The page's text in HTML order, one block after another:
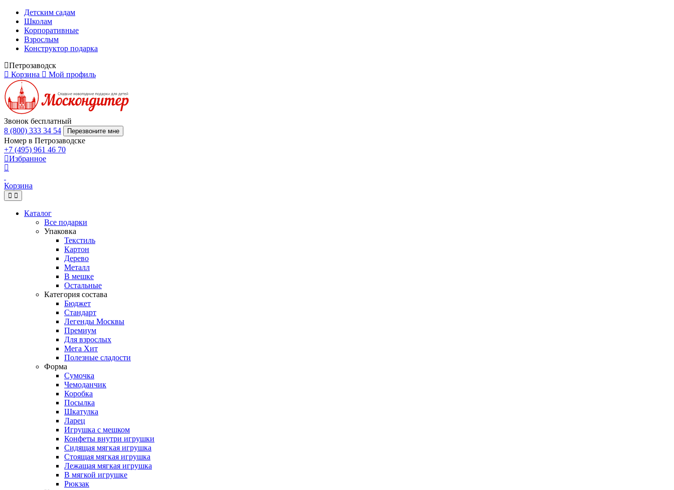
Детским садам
Школам
Корпоративные
Взрослым
Конструктор подарка
Петрозаводск
Корзина
Мой профиль
Звонок бесплатный
8 (800) 333 34 54
Перезвоните мне
Номер в Петрозаводске
+7 (495) 961 46 70
Избранное
Корзина
Каталог
Все подарки
Упаковка
Текстиль
Картон
Дерево
Металл
В мешке
Остальные
Категория состава
Бюджет
Стандарт
Легенды Москвы
Премиум
Для взрослых
Мега Хит
Полезные сладости
Форма
Сумочка
Чемоданчик
Коробка
Посылка
Шкатулка
Ларец
Игрушка с мешком
Конфеты внутри игрушки
Сидящая мягкая игрушка
Стоящая мягкая игрушка
Лежащая мягкая игрушка
В мягкой игрушке
Рюкзак